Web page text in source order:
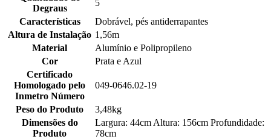
Degraus
5
Características
Dobrável, pés antiderrapantes
Altura de Instalação 1,56m
Material
Alumínio e Polipropileno
Cor
Prata e Azul
Certificado
Homologado pelo
Inmetro Número
049-0646.02-19
Peso do Produto
3,48kg
Dimensões do
Produto
Largura: 44cm Altura: 156cm Profundidade:
78cm